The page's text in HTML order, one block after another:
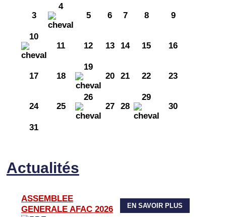
3
4
5
6 7 8 9
10
11
12 13 14 15 16
17 18
19
20
21 22 23
24 25
26
27
28
29
30
31
Actualités
ASSEMBLEE
GENERALE AFAC 2026
EN SAVOIR PLUS